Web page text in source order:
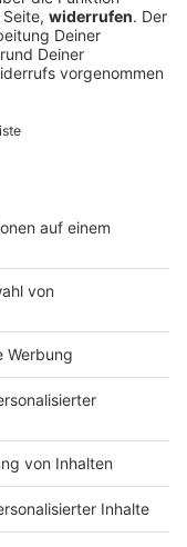
Einsatzkräfte
Schweine